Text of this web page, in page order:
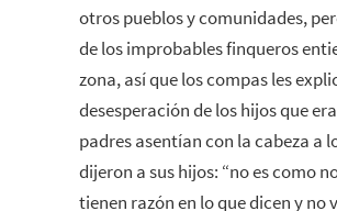
otros pueblos y comunidades,
de los improbables finqueros
zona, así que los compas les
desesperación de los hijos que
padres asentían con la cabeza a
dijeron a sus hijos: “no es como
tienen razón en lo que dicen y no